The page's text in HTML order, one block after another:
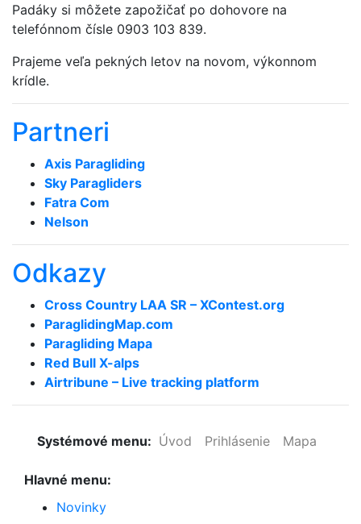
Padáky si môžete zapožičať po dohovore na
telefónnom čísle 0903 103 839.
Prajeme veľa pekných letov na novom, výkonnom
krídle.
Partneri
Axis Paragliding
Sky Paragliders
Fatra Com
Nelson
Odkazy
Cross Country LAA SR – XContest.org
ParaglidingMap­.com
Paragliding Mapa
Red Bull X-alps
Airtribune – Live tracking platform
Systémové menu: Úvod Prihlásenie Mapa
Hlavné menu:
Novinky